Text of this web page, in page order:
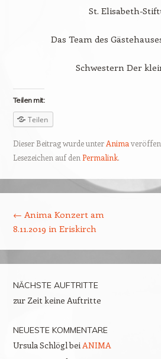
St. Elisabeth-
Das Team des
Schwestern Der
Teilen mit:
Teilen
Dieser Beitrag wurde unter Anima
Lesezeichen auf den Permalink.
← Anima Konzert am
8.11.2019 in Eriskirch
NÄCHSTE AUFTRITTE
zur Zeit keine Auftritte
NEUESTE KOMMENTARE
Ursula Schlöglbei ANIMA